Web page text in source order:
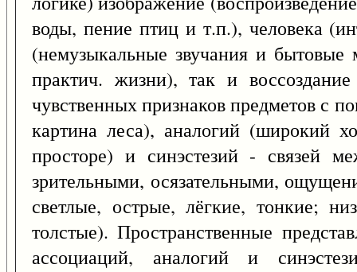
воды, пение птиц и т.п.), человека
(немузыкальные звучания и
практич. жизни), так и
чувственных признаков предметов с
картина леса), аналогий (широкий
просторе) и синэстезий - связей
зрительными, осязательными,
светлые, острые, лёгкие, тонкие;
толстые). Пространственные
ассоциаций, аналогий и